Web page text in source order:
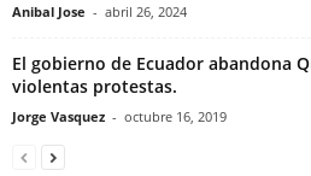
Anibal Jose - abril 26, 2024
El gobierno de Ecuador abandona
violentas protestas.
Jorge Vasquez - octubre 16, 2019